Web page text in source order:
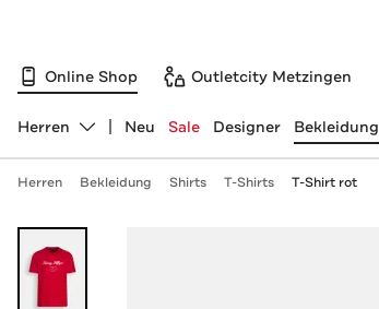
Online Shop Outletcity Metzingen
Abteilung ändern, ausgewählt:
Herren Neu Sale Designer Bekleidung
Herren Bekleidung Shirts T-Shirts T-Shirt rot